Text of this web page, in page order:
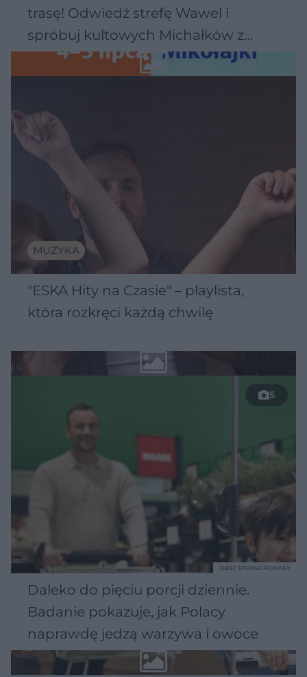
trasę! Odwiedź strefę Wawel i
spróbuj kultowych Michałków z
Wawelu
MUZYKA
"ESKA Hity na Czasie" – playlista,
która rozkręci każdą chwilę
5
Daleko do pięciu porcji dziennie.
Badanie pokazuje, jak Polacy
naprawdę jedzą warzywa i owoce
TEKST SPONSOROWANY